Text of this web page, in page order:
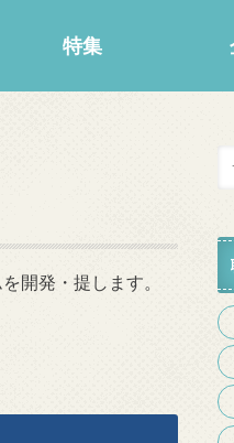
特集
開発・提します。